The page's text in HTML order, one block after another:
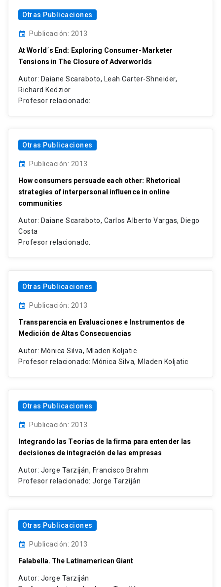
Otras Publicaciones
event Publicación: 2013
At World´s End: Exploring Consumer-Marketer
Tensions in The Closure of Adverworlds
Autor: Daiane Scaraboto, Leah Carter-Shneider,
Richard Kedzior
Profesor relacionado:
Otras Publicaciones
event Publicación: 2013
How consumers persuade each other: Rhetorical
strategies of interpersonal influence in online
communities
Autor: Daiane Scaraboto, Carlos Alberto Vargas, Diego
Costa
Profesor relacionado:
Otras Publicaciones
event Publicación: 2013
Transparencia en Evaluaciones e Instrumentos de
Medición de Altas Consecuencias
Autor: Mónica Silva, Mladen Koljatic
Profesor relacionado: Mónica Silva, Mladen Koljatic
Otras Publicaciones
event Publicación: 2013
Integrando las Teorías de la firma para entender las
decisiones de integración de las empresas
Autor: Jorge Tarziján, Francisco Brahm
Profesor relacionado: Jorge Tarziján
Otras Publicaciones
event Publicación: 2013
Falabella. The Latinamerican Giant
Autor: Jorge Tarziján